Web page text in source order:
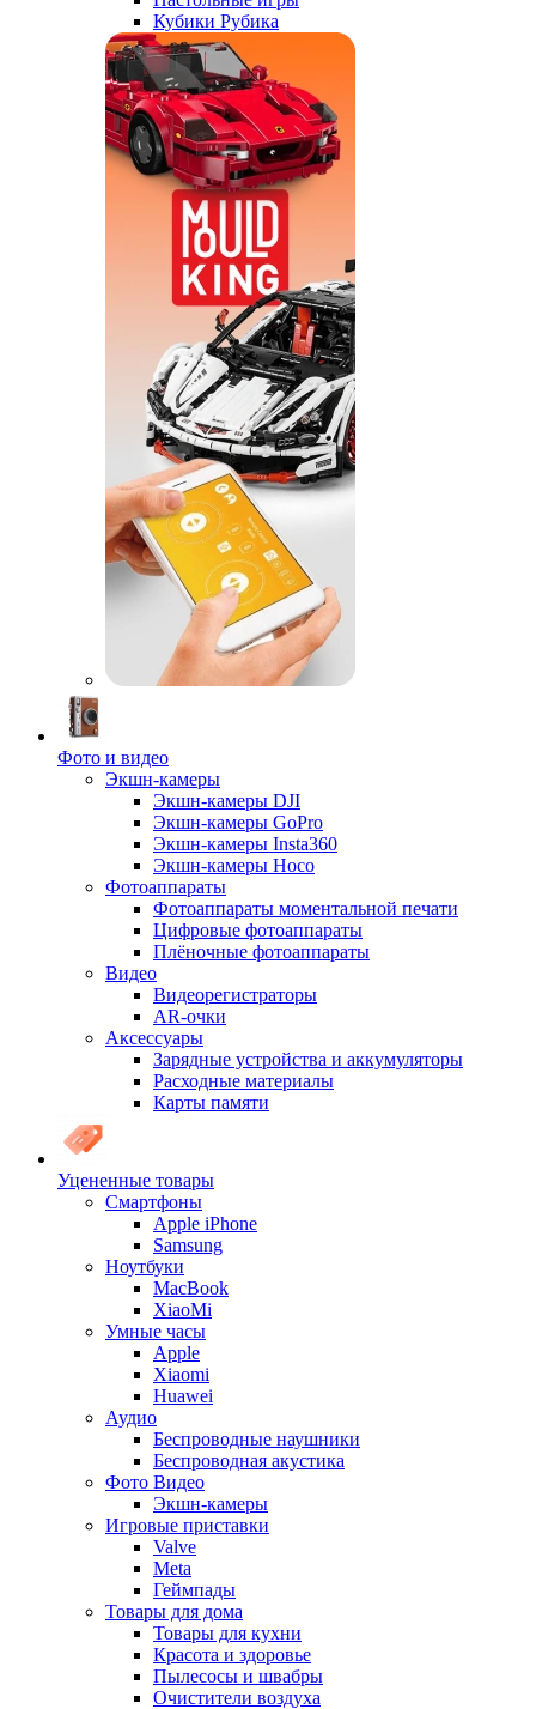
Кубики Рубика
Фото и видео
Экшн-камеры
Экшн-камеры DJI
Экшн-камеры GoPro
Экшн-камеры Insta360
Экшн-камеры Hoco
Фотоаппараты
Фотоаппараты моментальной печати
Цифровые фотоаппараты
Плёночные фотоаппараты
Видео
Видеорегистраторы
AR-очки
Аксессуары
Зарядные устройства и аккумуляторы
Расходные материалы
Карты памяти
Уцененные товары
Cмартфоны
Apple iPhone
Samsung
Ноутбуки
MacBook
XiaoMi
Умные часы
Apple
Xiaomi
Huawei
Аудио
Беспроводные наушники
Беспроводная акустика
Фото Видео
Экшн-камеры
Игровые приставки
Valve
Meta
Геймпады
Товары для дома
Товары для кухни
Красота и здоровье
Пылесосы и швабры
Очистители воздуха